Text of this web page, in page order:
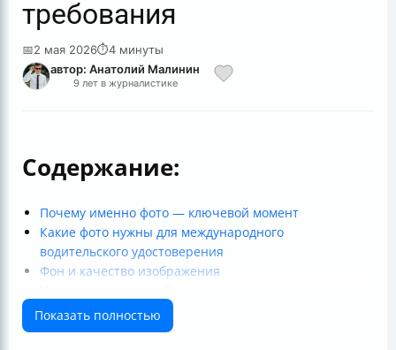
требования
📅2 мая 2026⏱4 минуты
автор: Анатолий Малинин
9 лет в журналистике
Содержание:
Почему именно фото — ключевой момент
Какие фото нужны для международного
водительского удостоверения
Фон и качество изображения
Как фотографироваться: лицо, выражение, поза
Очки: можно ли и какие ограничения
Показать полностью